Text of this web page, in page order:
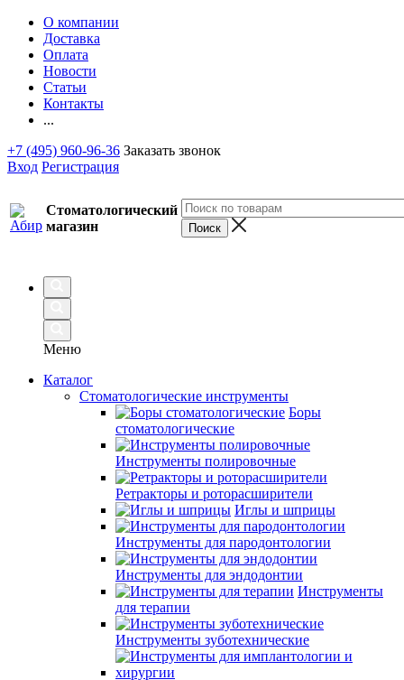
О компании
Доставка
Оплата
Новости
Статьи
Контакты
...
+7 (495) 960-96-36 Заказать звонок
Вход Регистрация
Стоматологический
магазин
Меню
Каталог
Стоматологические инструменты
Боры
стоматологические
Инструменты полировочные
Ретракторы и роторасширители
Иглы и шприцы
Инструменты для пародонтологии
Инструменты для эндодонтии
Инструменты
для терапии
Инструменты зуботехнические